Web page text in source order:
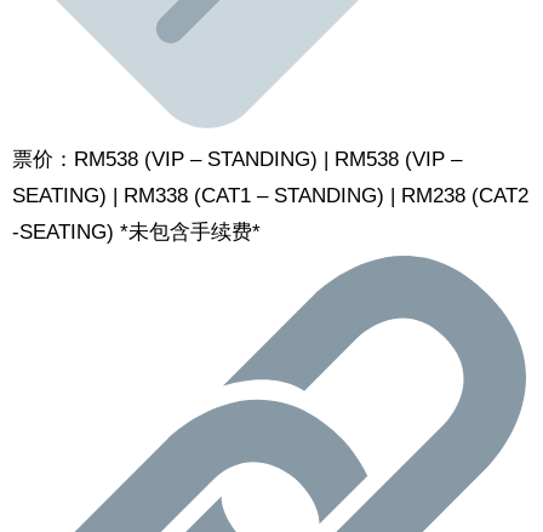
票价：RM538 (VIP – STANDING) | RM538 (VIP –
SEATING) | RM338 (CAT1 – STANDING) | RM238 (CAT2
-SEATING) *未包含手续费*